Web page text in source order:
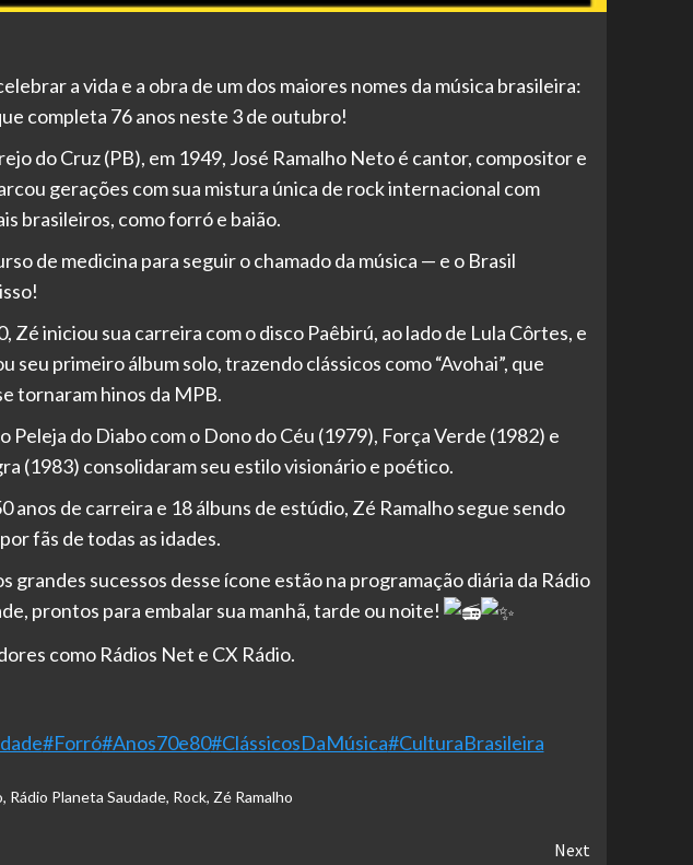
a vida e a obra de um dos maiores nomes da música brasileira:
completa 76 anos neste 3 de outubro!
do Cruz (PB), em 1949, José Ramalho Neto é cantor, compositor e
gerações com sua mistura única de rock internacional com
brasileiros, como forró e baião.
de medicina para seguir o chamado da música — e o Brasil
Zé iniciou sua carreira com o disco Paêbirú, ao lado de Lula Côrtes, e
seu primeiro álbum solo, trazendo clássicos como “Avohai”, que
tornaram hinos da MPB.
Peleja do Diabo com o Dono do Céu (1979), Força Verde (1982) e
(1983) consolidaram seu estilo visionário e poético.
anos de carreira e 18 álbuns de estúdio, Zé Ramalho segue sendo
fãs de todas as idades.
grandes sucessos desse ícone estão na programação diária da Rádio
prontos para embalar sua manhã, tarde ou noite!
como Rádios Net e CX Rádio.
#Forró#Anos70e80#ClássicosDaMúsica#CulturaBrasileira
, Rádio Planeta Saudade, Rock, Zé Ramalho
Next